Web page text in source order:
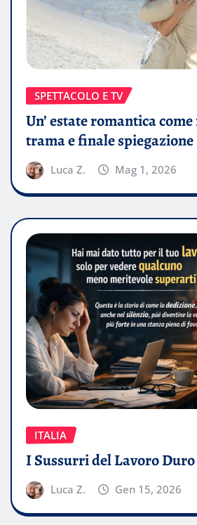
SPETTACOLO E TV
Un’ estate romantica
trama e finale spiegazione
Luca Z. Mag 1, 2026
ITALIA
I Sussurri del Lavoro Duro
Luca Z. Gen 15, 2026